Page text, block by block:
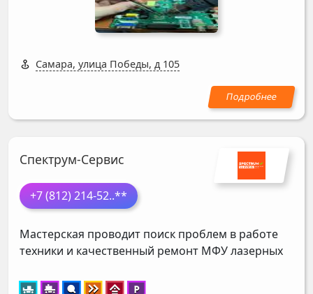
Самара, улица Победы, д 105
Спектрум-Сервис
+7 (812) 214-52..**
Мастерская проводит поиск проблем в работе
техники и качественный ремонт МФУ лазерных